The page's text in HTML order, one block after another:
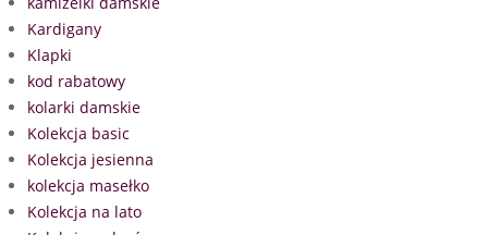
Kardigany
Klapki
kod rabatowy
kolarki damskie
Kolekcja basic
Kolekcja jesienna
kolekcja masełko
Kolekcja na lato